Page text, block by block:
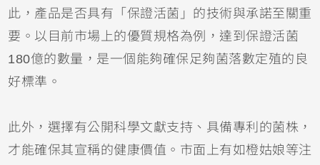
此，產品是否具有「保證活菌」的技術與承諾至關重
要。以目前市場上的優質規格為例，達到保證活菌
180億的數量，是一個能夠確保足夠菌落數定殖的良
好標準。
此外，選擇有公開科學文獻支持、具備專利的菌株，
才能確保其宣稱的健康價值。市面上有如橙姑娘等注